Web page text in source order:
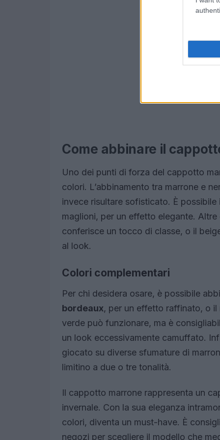
Come abbinare il
Uno dei punti di forza del cappotto
colori. L’abbinamento tra marrone e
invece risultare sofisticato. È
maglioni, per un effetto elegante.
conferisce un tocco di classe, o il
al look.
Colori complementari
Per chi desidera osare, è possibile
bordeaux, per un effetto raffinato, o
verde può funzionare, ma è
un look eccessivamente camuffato.
giocato su diverse sfumature di
limitino a due o tre tonalità.
Il cappotto marrone rappresenta un
invernale. Con la sua eleganza
colori, diventa un must-have. È
negozi per scegliere il modello che